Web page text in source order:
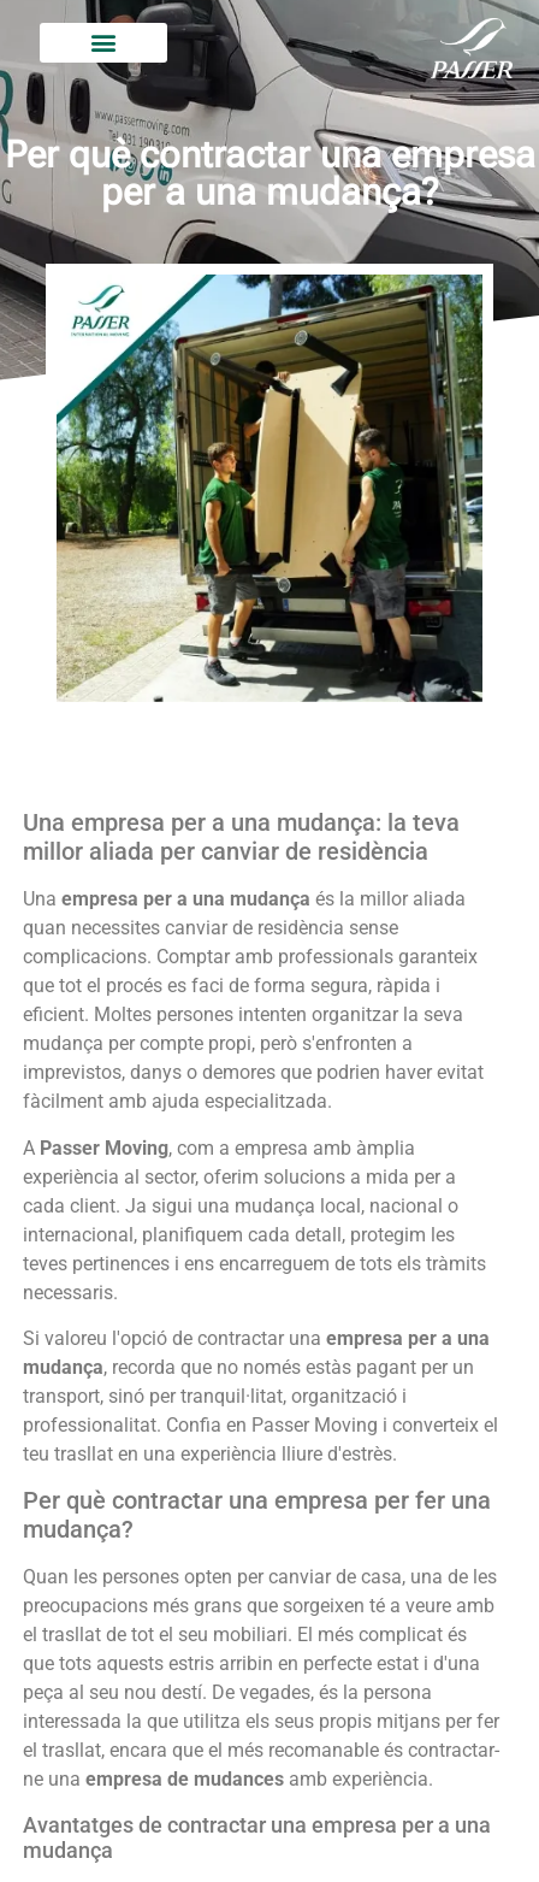
Per què contractar una empresa
per a una mudança?
Una empresa per a una mudança: la teva
millor aliada per canviar de residència
Una empresa per a una mudança és la millor aliada
quan necessites canviar de residència sense
complicacions. Comptar amb professionals garanteix
que tot el procés es faci de forma segura, ràpida i
eficient. Moltes persones intenten organitzar la seva
mudança per compte propi, però s'enfronten a
imprevistos, danys o demores que podrien haver evitat
fàcilment amb ajuda especialitzada.
A Passer Moving, com a empresa amb àmplia
experiència al sector, oferim solucions a mida per a
cada client. Ja sigui una mudança local, nacional o
internacional, planifiquem cada detall, protegim les
teves pertinences i ens encarreguem de tots els tràmits
necessaris.
Si valoreu l'opció de contractar una empresa per a una
mudança, recorda que no només estàs pagant per un
transport, sinó per tranquil·litat, organització i
professionalitat. Confia en Passer Moving i converteix el
teu trasllat en una experiència lliure d'estrès.
Per què contractar una empresa per fer una
mudança?
Quan les persones opten per canviar de casa, una de les
preocupacions més grans que sorgeixen té a veure amb
el trasllat de tot el seu mobiliari. El més complicat és
que tots aquests estris arribin en perfecte estat i d'una
peça al seu nou destí. De vegades, és la persona
interessada la que utilitza els seus propis mitjans per fer
el trasllat, encara que el més recomanable és contractar-
ne una empresa de mudancesamb experiència.
Avantatges de contractar una empresa per a una
mudança